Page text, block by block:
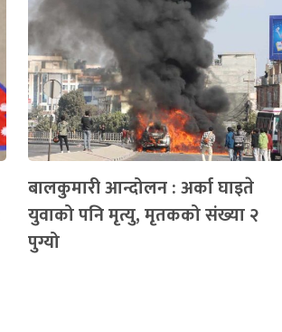
बालकुमारी आन्दोलन : अर्का घाइते
युवाको पनि मृत्यु, मृतकको संख्या २
पुग्यो